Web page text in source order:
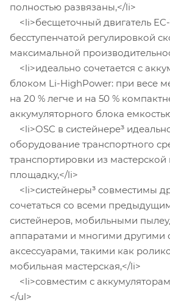
полностью развязаны,</li>
<li>бесщеточный двигатель EC-
бесступенчатой ​​регулировкой
максимальной
<li>идеально сочетается с
блоком Li-HighPower: при весе
на 20 % легче и на 50 %
аккумуляторного блока
<li>OSC в систейнере³
оборудование транспортного
транспортировки из мастерской
площадку,</li>
<li>систейнеры³ совместимы
сочетаться со всеми
систейнеров, мобильными
аппаратами и многими другими
аксессуарами, такими как
мобильная мастерская,</li>
<li>совместим с
</ul>